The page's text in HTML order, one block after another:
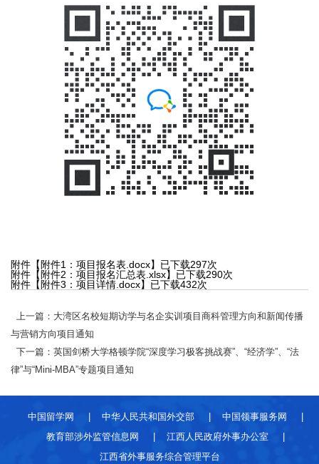
附件【附件1：项目报名表.docx】已下载297次
附件【附件2：项目报名汇总表.xlsx】已下载290次
附件【附件3：项目详情.docx】已下载432次
上一篇：大湾区名校短期访学与名企实训项目商科管理方向和新闻传播
与营销方向项目通知
下一篇：英国剑桥大学格顿学院“深度学习极客挑战赛”、“经济学”、“法
律”与“Mini-MBA”专题项目通知
中国留学网 | 中华人民共和国外交部 | 中国领事服务网
|
教育部涉外监管信息网
| 江西人民政府外事办公室
|
江西省外事服务综合管理平台